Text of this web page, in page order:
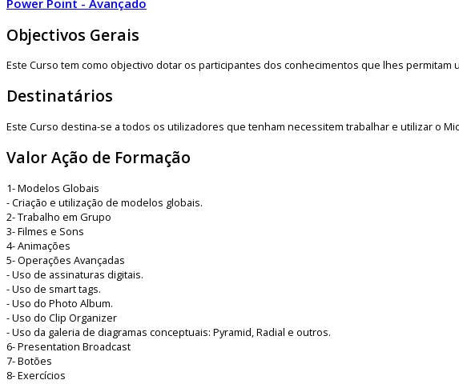
Objectivos Gerais
Este Curso tem como objectivo dotar os participantes dos conhecimentos que lhes
Destinatários
Este Curso destina-se a todos os utilizadores que tenham necessitem trabalhar e utilizar o
Valor Ação de Formação
1- Modelos Globais
- Criação e utilização de modelos globais.
2- Trabalho em Grupo
3- Filmes e Sons
4- Animações
5- Operações Avançadas
- Uso de assinaturas digitais.
- Uso de smart tags.
- Uso do Photo Album.
- Uso do Clip Organizer
- Uso da galeria de diagramas conceptuais: Pyramid, Radial e outros.
6- Presentation Broadcast
7- Botões
8- Exercícios